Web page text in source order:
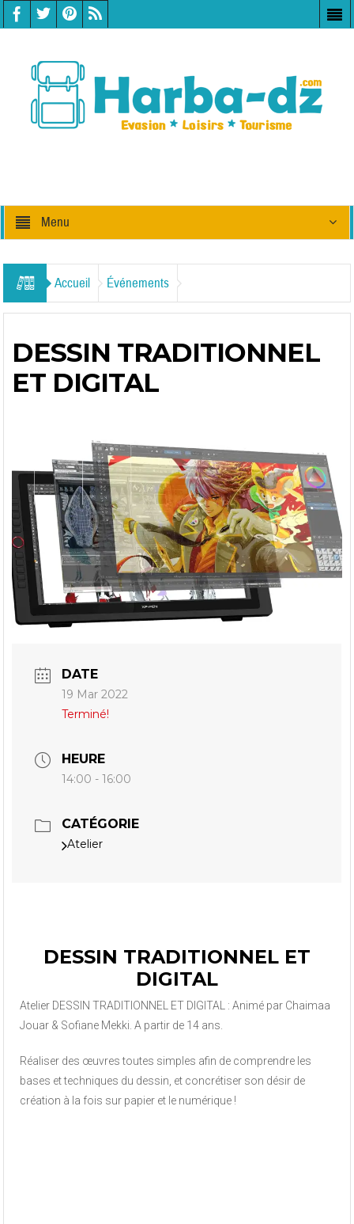
Menu
Accueil Événements
DESSIN TRADITIONNEL
ET DIGITAL
DATE
19 Mar 2022
Terminé!
HEURE
14:00 - 16:00
CATÉGORIE
Atelier
DESSIN TRADITIONNEL ET
DIGITAL
Atelier DESSIN TRADITIONNEL ET DIGITAL : Animé par Chaimaa
Jouar & Sofiane Mekki. A partir de 14 ans.
Réaliser des œuvres toutes simples afin de comprendre les
bases et techniques du dessin, et concrétiser son désir de
création à la fois sur papier et le numérique !